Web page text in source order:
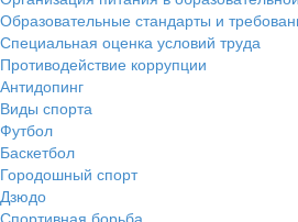
Образовательные стандарты и
Специальная оценка условий труда
Противодействие коррупции
Антидопинг
Виды спорта
Футбол
Баскетбол
Городошный спорт
Дзюдо
Спортивная борьба